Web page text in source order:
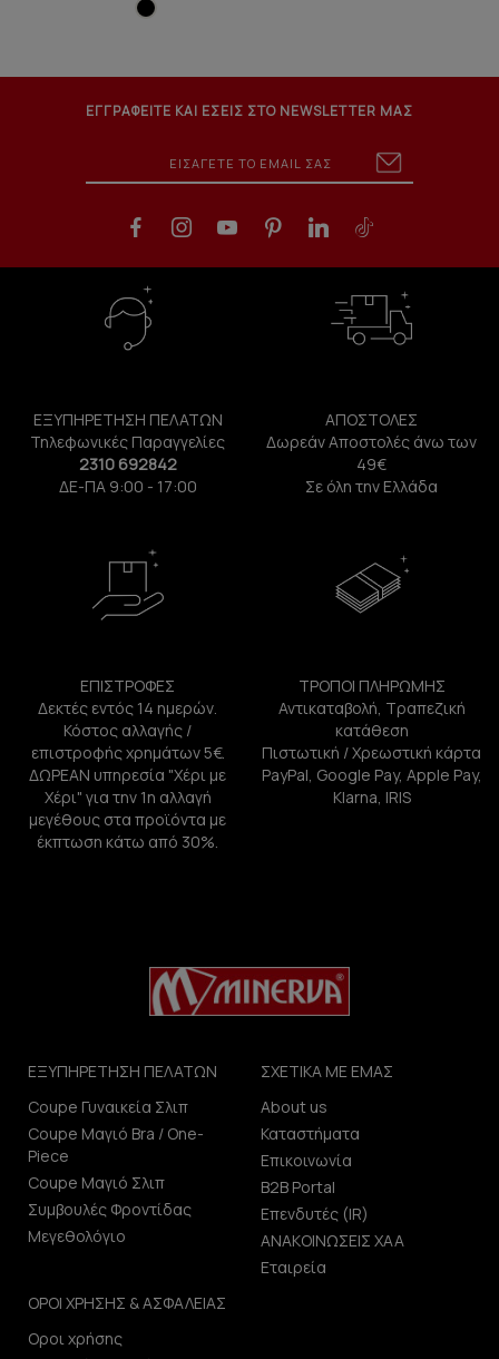
ΕΓΓΡΑΦΕΙΤΕ ΚΑΙ ΕΣΕΙΣ ΣΤΟ NEWSLETTER ΜΑΣ
ΕΞΥΠΗΡΕΤΗΣΗ ΠΕΛΑΤΩΝ
Τηλεφωνικές Παραγγελίες
2310 692842
ΔΕ-ΠΑ 9:00 - 17:00
ΑΠΟΣΤΟΛΕΣ
Δωρεάν Αποστολές άνω των
49€
Σε όλη την Ελλάδα
ΕΠΙΣΤΡΟΦΕΣ
Δεκτές εντός 14 ημερών.
Κόστος αλλαγής /
επιστροφής χρημάτων 5€.
ΔΩΡΕΑΝ υπηρεσία "Χέρι με
Χέρι" για την 1η αλλαγή
μεγέθους στα προϊόντα με
έκπτωση κάτω από 30%.
ΤΡΟΠΟΙ ΠΛΗΡΩΜΗΣ
Αντικαταβολή, Τραπεζική
κατάθεση
Πιστωτική / Χρεωστική κάρτα
PayPal, Google Pay, Apple Pay,
Klarna, IRIS
ΕΞΥΠΗΡΕΤΗΣΗ ΠΕΛΑΤΩΝ
Coupe Γυναικεία Σλιπ
Coupe Μαγιό Bra / One-
Piece
Coupe Μαγιό Σλιπ
Συμβουλές Φροντίδας
Μεγεθολόγιο
ΣΧΕΤΙΚΑ ΜΕ ΕΜΑΣ
About us
Καταστήματα
Επικοινωνία
B2B Portal
Επενδυτές (IR)
ΑΝΑΚΟΙΝΩΣΕΙΣ ΧΑΑ
Εταιρεία
ΟΡΟΙ ΧΡΗΣΗΣ & ΑΣΦΑΛΕΙΑΣ
Οροι χρήσης